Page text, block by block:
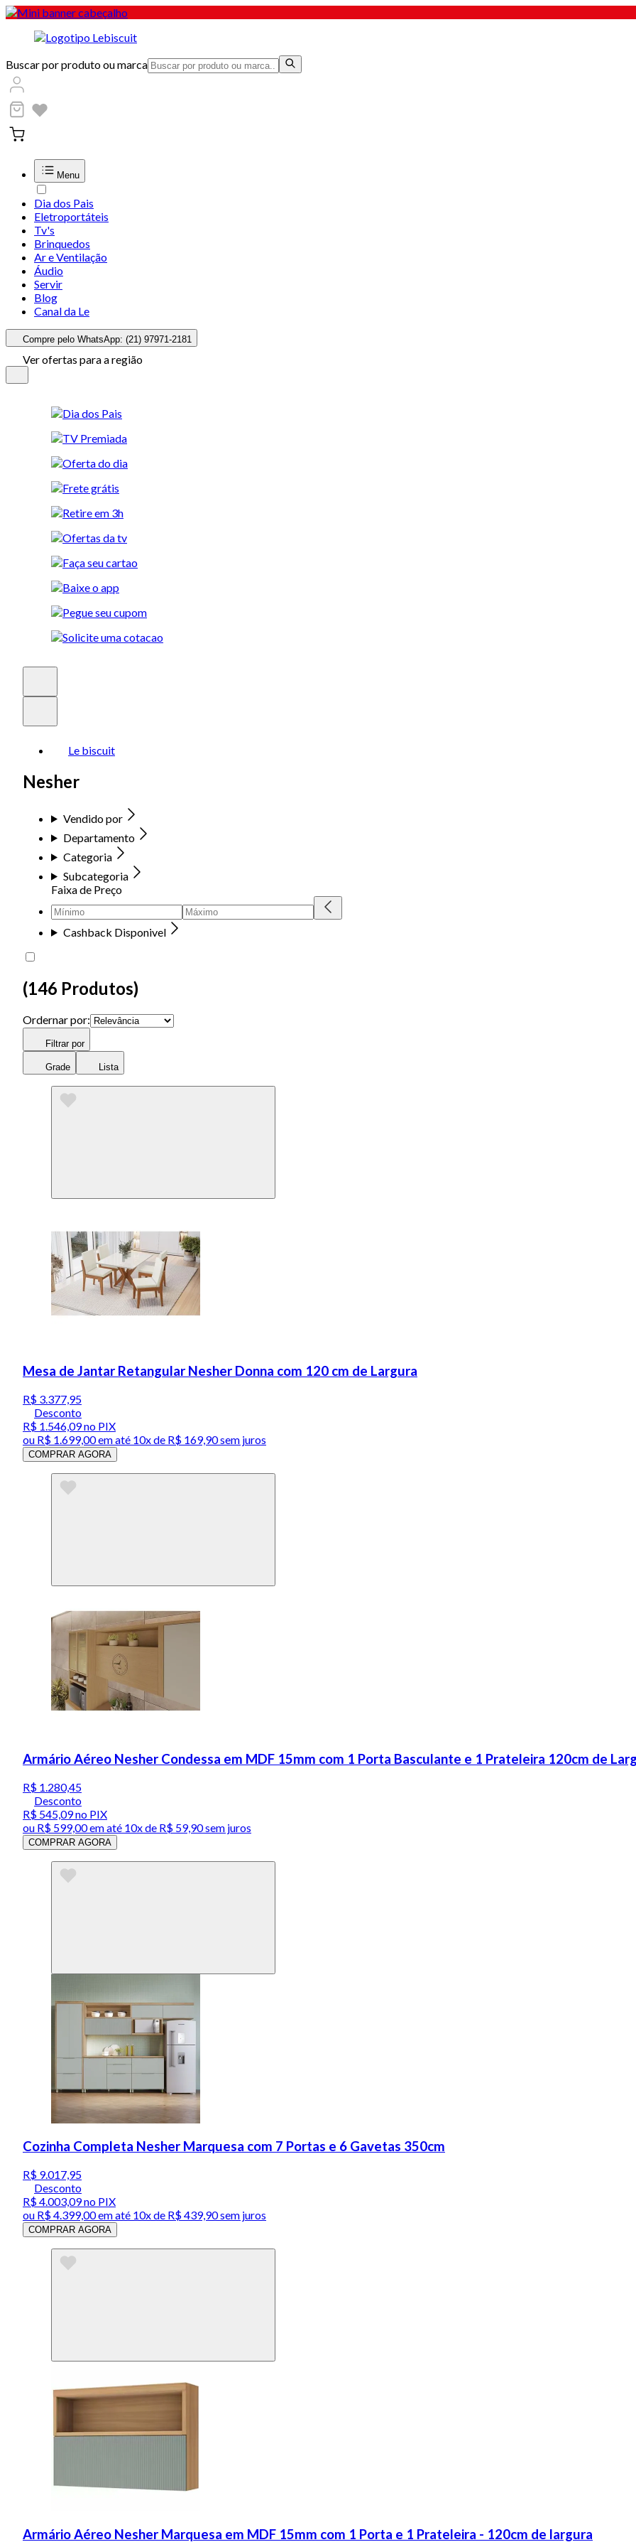
Buscar por produto ou marca
Menu
Dia dos Pais
Eletroportáteis
Tv's
Brinquedos
Ar e Ventilação
Áudio
Servir
Blog
Canal da Le
Compre pelo WhatsApp: (21) 97971-2181
Ver ofertas para a região
Le biscuit
Nesher
Vendido por
Departamento
Categoria
Subcategoria
Faixa de Preço
Cashback Disponivel
(146 Produtos)
Ordernar por:
Filtrar por
Grade Lista
Mesa de Jantar Retangular Nesher Donna com 120 cm de Largura
R$ 3.377,95
Desconto
R$ 1.546,09no PIX
ou R$ 1.699,00em até 10x de R$ 169,90 sem juros
COMPRAR AGORA
Armário Aéreo Nesher Condessa em MDF 15mm com 1 Porta Basculante e 1 Prateleira 120cm de
R$ 1.280,45
Desconto
R$ 545,09no PIX
ou R$ 599,00em até 10x de R$ 59,90 sem juros
COMPRAR AGORA
Cozinha Completa Nesher Marquesa com 7 Portas e 6 Gavetas 350cm
R$ 9.017,95
Desconto
R$ 4.003,09no PIX
ou R$ 4.399,00em até 10x de R$ 439,90 sem juros
COMPRAR AGORA
Armário Aéreo Nesher Marquesa em MDF 15mm com 1 Porta e 1 Prateleira - 120cm de largura